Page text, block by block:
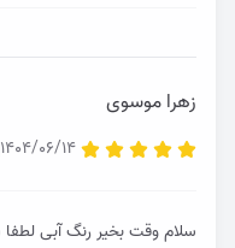
زهرا موسوى
1404/06/14
سلام وقت بخیر رنگ آبی لطفا شارژ کنید